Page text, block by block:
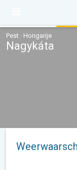
Pest · Hongarije
Nagykáta